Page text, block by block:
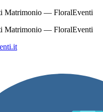
Matrimonio — FloralEventi
Matrimonio — FloralEventi